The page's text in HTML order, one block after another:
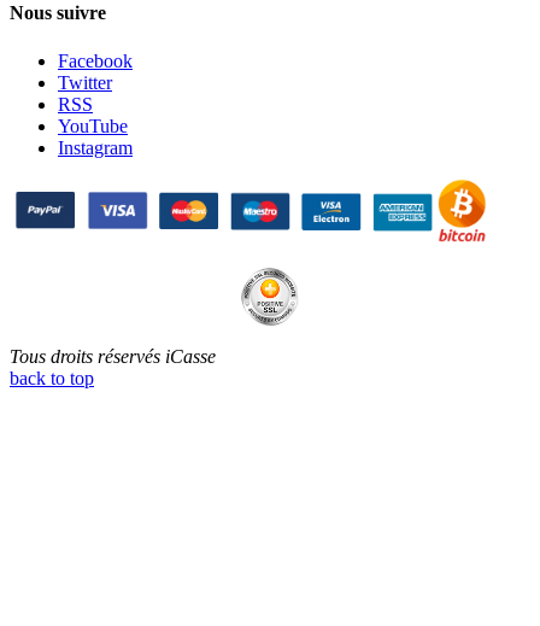
Nous suivre
Facebook
Twitter
RSS
YouTube
Instagram
Tous droits réservés iCasse
back to top